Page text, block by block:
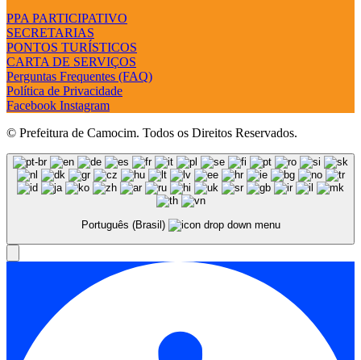
PPA PARTICIPATIVO
SECRETARIAS
PONTOS TURÍSTICOS
CARTA DE SERVIÇOS
Perguntas Frequentes (FAQ)
Política de Privacidade
Facebook Instagram
© Prefeitura de Camocim. Todos os Direitos Reservados.
Português (Brasil)